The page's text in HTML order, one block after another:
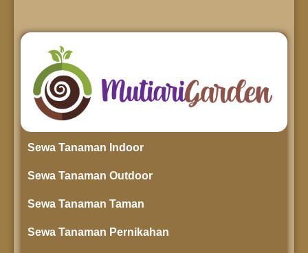
Sewa Tanaman Indoor
Sewa Tanaman Outdoor
Sewa Tanaman Taman
Sewa Tanaman Pernikahan